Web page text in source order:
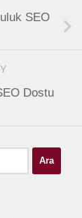
SEO
Dostu